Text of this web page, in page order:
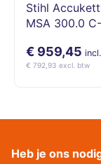
Stihl Accukettingzaag
MSA 300.0
€ 959,45
€ 792,93 excl. btw
Heb je ons